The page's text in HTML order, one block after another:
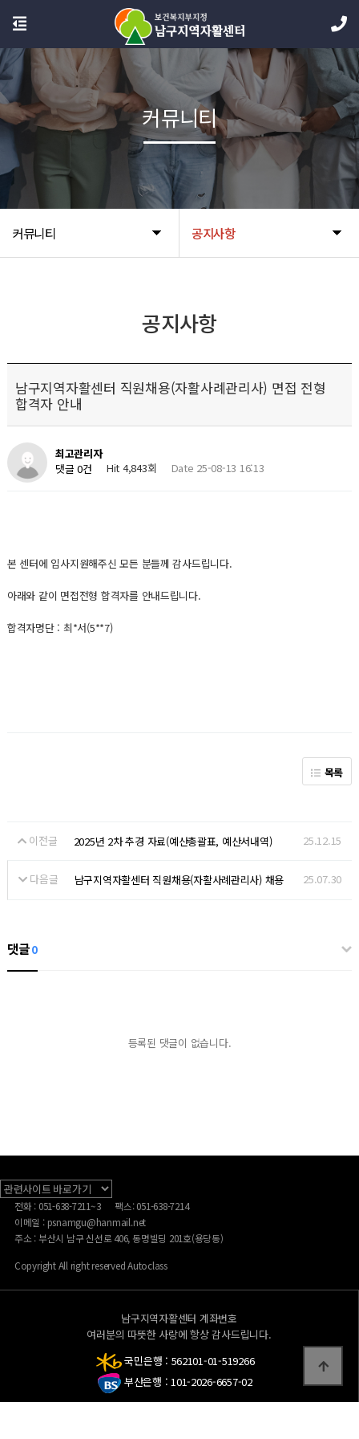
커뮤니티 공지사항
커뮤니티
공지사항
남구지역자활센터 직원채용(자활사례관리사) 면접 전형
합격자 안내
최고관리자
댓글 0건
Hit 4,843회 Date 25-08-13 16:13
본 센터에 입사지원해주신 모든 분들께 감사드립니다.
아래와 같이 면접전형 합격자를 안내드립니다.
합격자명단 : 최*서(5**7)
목록
이전글 2025년 2차 추경 자료(예산총괄표, 예산서내역) 25.12.15
다음글 남구지역자활센터 직원채용(자활사례관리사) 채용 25.07.30
댓글0
등록된 댓글이 없습니다.
전화 : 051-638-7211~3
팩스: 051-638-7214
이메일 : psnamgu@hanmail.net
주소 : 부산시 남구 신선로 406, 동명빌딩 201호(용당동)
Copyright All right reserved Autoclass
남구지역자활센터 계좌번호
여러분의 따뜻한 사랑에 항상 감사드립니다.
국민은행 : 562101-01-519266
부산은행 : 101-2026-6657-02